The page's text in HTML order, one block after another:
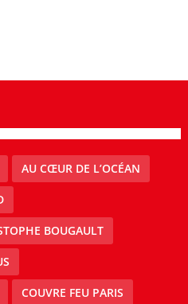
AU CŒUR DE L’OCÉAN
BOUGAULT
COUVRE FEU PARIS